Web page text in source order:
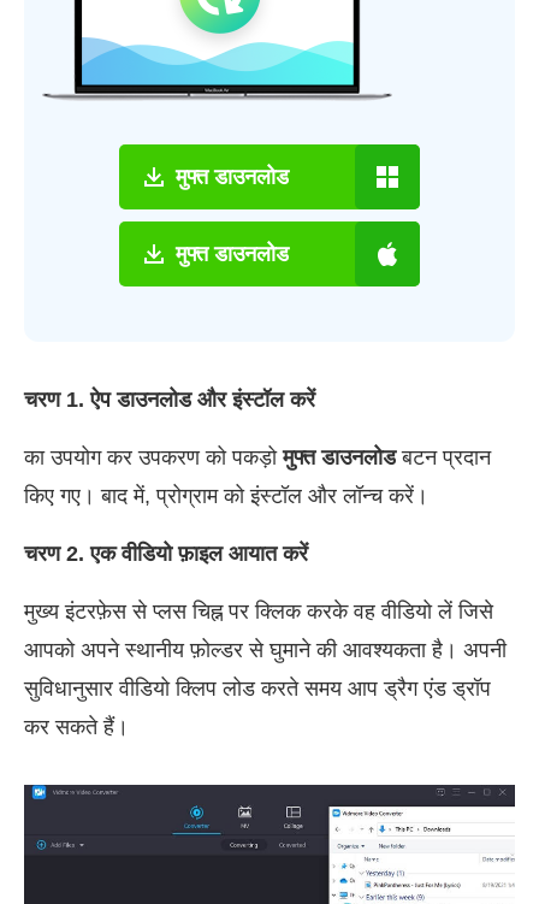
मुफ्त डाउनलोड
मुफ्त डाउनलोड
चरण 1. ऐप डाउनलोड और इंस्टॉल करें
का उपयोग कर उपकरण को पकड़ोमुफ्त डाउनलोडबटन प्रदान
किए गए। बाद में, प्रोग्राम को इंस्टॉल और लॉन्च करें।
चरण 2. एक वीडियो फ़ाइल आयात करें
मुख्य इंटरफ़ेस से प्लस चिह्न पर क्लिक करके वह वीडियो लें जिसे
आपको अपने स्थानीय फ़ोल्डर से घुमाने की आवश्यकता है। अपनी
सुविधानुसार वीडियो क्लिप लोड करते समय आप ड्रैग एंड ड्रॉप
कर सकते हैं।